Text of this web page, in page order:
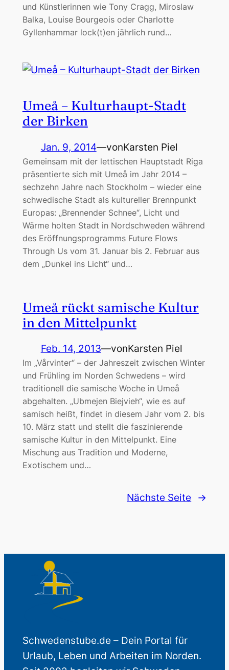
und Künstlerinnen wie Tony Cragg, Miroslaw
Balka, Louise Bourgeois oder Charlotte
Gyllenhammar lock(t)en jährlich rund…
Umeå – Kulturhaupt-Stadt
der Birken
Jan. 9, 2014—vonKarsten Piel
Gemeinsam mit der lettischen Hauptstadt Riga
präsentierte sich mit Umeå im Jahr 2014 –
sechzehn Jahre nach Stockholm – wieder eine
schwedische Stadt als kultureller Brennpunkt
Europas: „Brennender Schnee“, Licht und
Wärme holten Stadt in Nordschweden während
des Eröffnungsprogramms Future Flows
Through Us vom 31. Januar bis 2. Februar aus
dem „Dunkel ins Licht“ und…
Umeå rückt samische Kultur
in den Mittelpunkt
Feb. 14, 2013—vonKarsten Piel
Im „Vårvinter“ – der Jahreszeit zwischen Winter
und Frühling im Norden Schwedens – wird
traditionell die samische Woche in Umeå
abgehalten. „Ubmejen Biejvieh“, wie es auf
samisch heißt, findet in diesem Jahr vom 2. bis
10. März statt und stellt die faszinierende
samische Kultur in den Mittelpunkt. Eine
Mischung aus Tradition und Moderne,
Exotischem und…
Nächste Seite →
Schwedenstube.de – Dein Portal für
Urlaub, Leben und Arbeiten im Norden.